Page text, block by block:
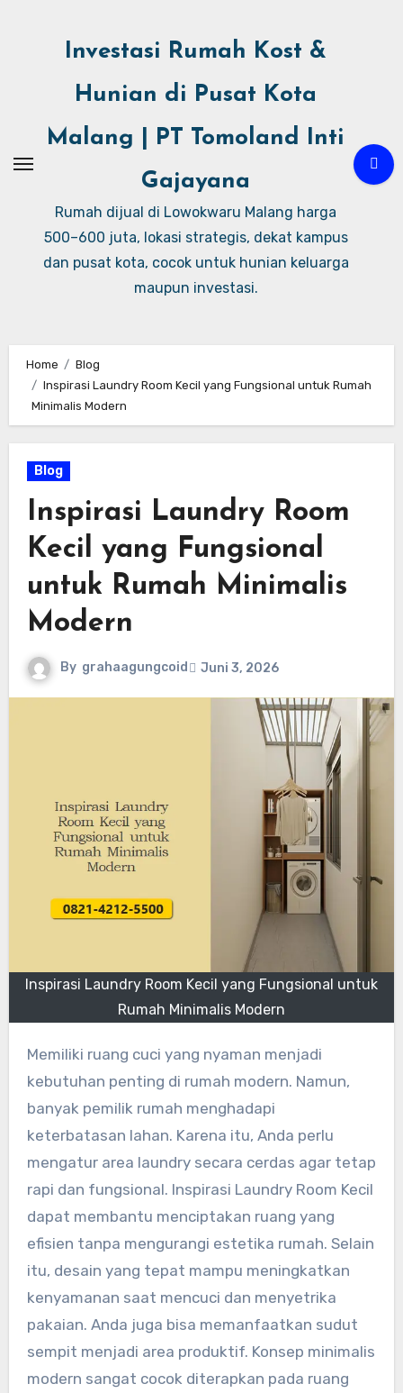
Investasi Rumah Kost &
Hunian di Pusat Kota
Malang | PT Tomoland Inti
Gajayana
Rumah dijual di Lowokwaru Malang harga
500–600 juta, lokasi strategis, dekat kampus
dan pusat kota, cocok untuk hunian keluarga
maupun investasi.
Home
Blog
Inspirasi Laundry Room Kecil yang Fungsional untuk Rumah
Minimalis Modern
Blog
Inspirasi Laundry Room
Kecil yang Fungsional
untuk Rumah Minimalis
Modern
By grahaagungcoid Juni 3, 2026
Inspirasi Laundry Room Kecil yang Fungsional untuk
Rumah Minimalis Modern
Memiliki ruang cuci yang nyaman menjadi
kebutuhan penting di rumah modern. Namun,
banyak pemilik rumah menghadapi
keterbatasan lahan. Karena itu, Anda perlu
mengatur area laundry secara cerdas agar tetap
rapi dan fungsional. Inspirasi Laundry Room Kecil
dapat membantu menciptakan ruang yang
efisien tanpa mengurangi estetika rumah. Selain
itu, desain yang tepat mampu meningkatkan
kenyamanan saat mencuci dan menyetrika
pakaian. Anda juga bisa memanfaatkan sudut
sempit menjadi area produktif. Konsep minimalis
modern sangat cocok diterapkan pada ruang